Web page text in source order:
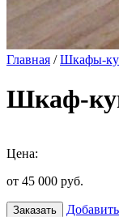
Главная /Шкафы-
Шкаф-
Цена:
от 45 000 руб.
Заказать